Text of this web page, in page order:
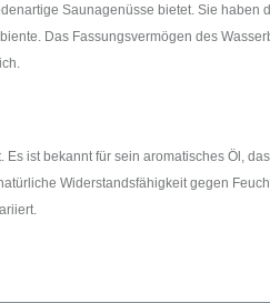
Saunagenüsse bietet. Sie
Das Fassungsvermögen des
ist bekannt für sein aromatisches Öl,
Widerstandsfähigkeit gegen